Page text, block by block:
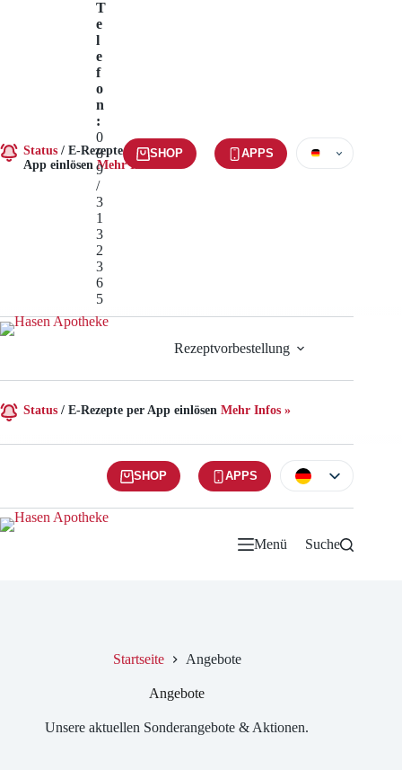
Status / E-Rezepte per
App einlösenMehr Infos »
T
e
l
e
f
o
n
:
0
8
9
/
3
1
3
2
3
6
5
SHOP APPS
Rezeptvorbestellung
Status / E-Rezepte per App einlösen Mehr Infos »
SHOP APPS
Menü Suche
Startseite Angebote
Angebote
Unsere aktuellen Sonderangebote & Aktionen.